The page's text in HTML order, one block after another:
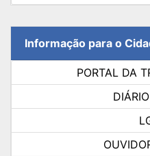
Informação para o
PORTAL DA